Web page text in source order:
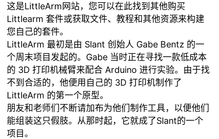
这是LittleArm网站，您可以在此找到其他购买
Littlearm 套件或获取文件、教程和其他资源来构建
您自己的套件。
LittleArm 最初是由 Slant 创始人 Gabe Bentz 的一
个周末项目发起的。Gabe 当时正在寻找一款低成本
的 3D 打印机械臂来配合 Arduino 进行实验。由于找
不到合适的，他便用自己的 3D 打印机制作了
LittleArm 的第一个原型。
朋友和老师们不断请加布为他们制作工具，以便他们
能组装这只假肢。从那时起，它就成了Slant的一个
项目。